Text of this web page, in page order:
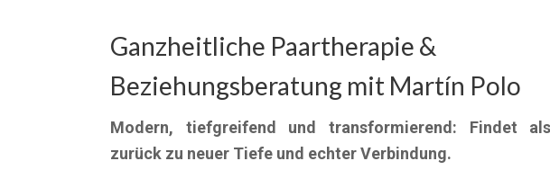
Ganzheitliche Paartherapie &
Beziehungsberatung mit Martín Polo
Modern, tiefgreifend und transformierend: Findet
zurück zu neuer Tiefe und echter Verbindung.